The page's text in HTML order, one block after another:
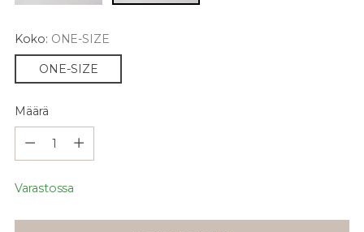
Koko: ONE-SIZE
ONE-SIZE
Määrä
Varastossa